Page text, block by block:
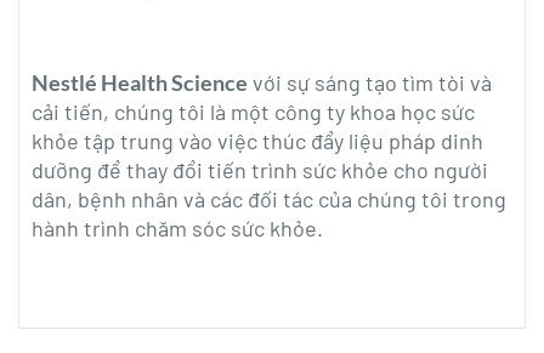
Nestlé Health Science với sự sáng tạo tìm tòi và
cải tiến, chúng tôi là một công ty khoa học sức
khỏe tập trung vào việc thúc đẩy liệu pháp dinh
dưỡng để thay đổi tiến trình sức khỏe cho người
dân, bệnh nhân và các đối tác của chúng tôi trong
hành trình chăm sóc sức khỏe.